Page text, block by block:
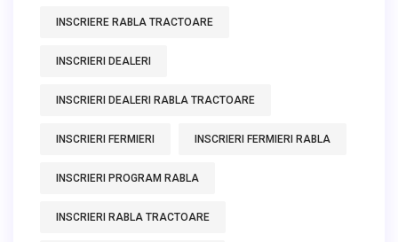
INSCRIERE RABLA TRACTOARE
INSCRIERI DEALERI
INSCRIERI DEALERI RABLA TRACTOARE
INSCRIERI FERMIERI INSCRIERI FERMIERI RABLA
INSCRIERI PROGRAM RABLA
INSCRIERI RABLA TRACTOARE